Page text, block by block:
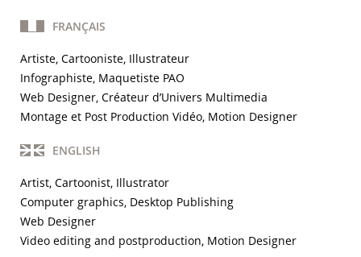
FRANÇAIS
Artiste, Cartooniste, Illustrateur
Infographiste, Maquetiste PAO
Web Designer, Créateur d’Univers Multimedia
Montage et Post Production Vidéo, Motion Designer
ENGLISH
Artist, Cartoonist, Illustrator
Computer graphics, Desktop Publishing
Web Designer
Video editing and postproduction, Motion Designer